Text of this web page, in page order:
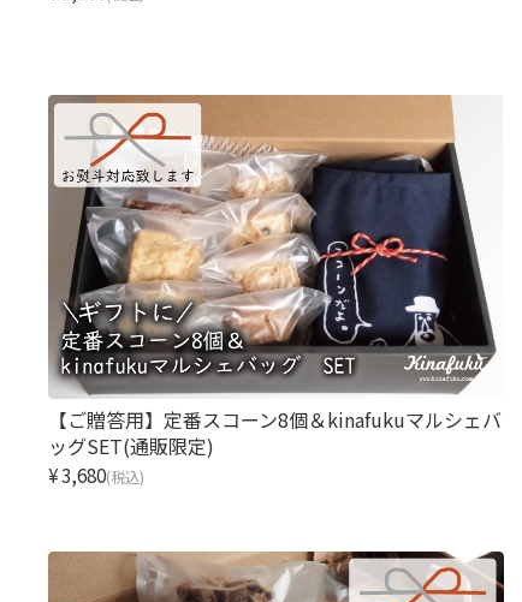
【ご贈答用】定番スコーン8個＆kinafukuマルシェバ
ッグSET(通販限定)
¥3,680(税込)